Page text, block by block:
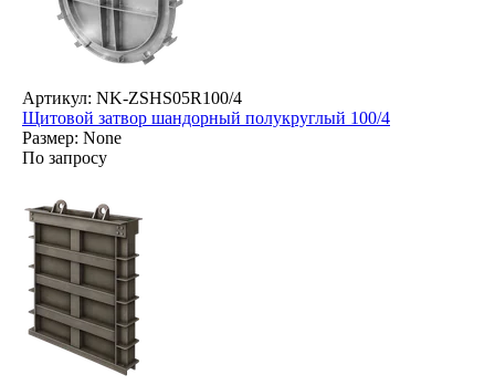
Артикул: NK-ZSHS05R100/4
Щитовой затвор шандорный полукруглый 100/4
Размер: None
По запросу